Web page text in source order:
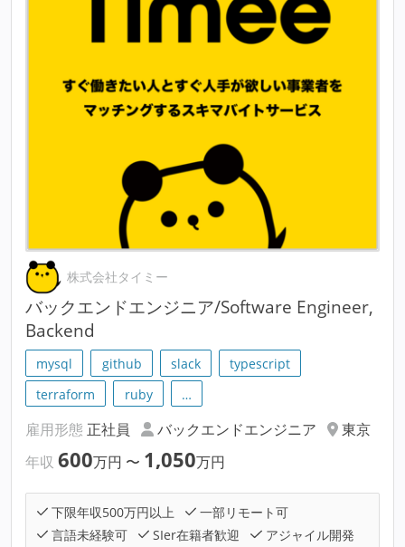
株式会社タイミー
バックエンドエンジニア/Software Engineer,
Backend
mysql github slack
typescript
terraform
ruby …
雇用形態 正社員 バックエンドエンジニア
東京
年収 600万円 〜 1,050万円
下限年収500万円以上
一部リモート可
言語未経験可
SIer在籍者歓迎
アジャイル開発